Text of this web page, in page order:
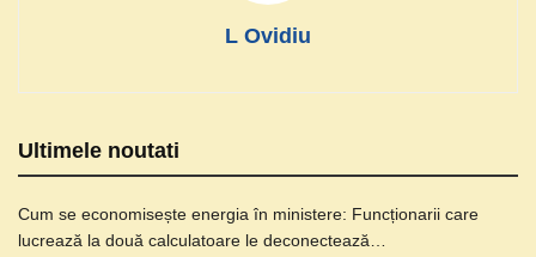
L Ovidiu
Ultimele noutati
Cum se economisește energia în ministere: Funcționarii care
lucrează la două calculatoare le deconectează…